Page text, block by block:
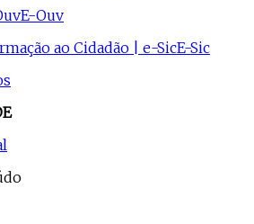
E-Ouv
ao Cidadão | e-SicE-Sic